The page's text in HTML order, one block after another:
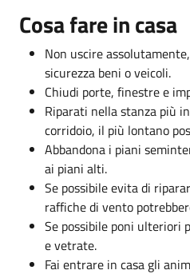
Cosa fare in casa
Non uscire
sicurezza beni o veicoli.
Chiudi porte, finestre e
Riparati nella stanza più
corridoio, il più lontano
Abbandona i piani
ai piani alti.
Se possibile evita di
raffiche di vento
Se possibile poni ulteriori
e vetrate.
Fai entrare in casa gli